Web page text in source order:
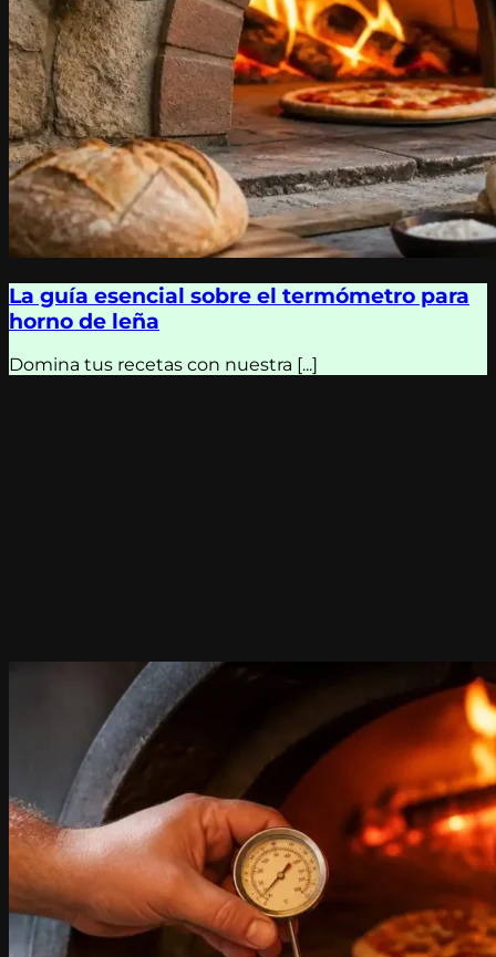
La guía esencial sobre el termómetro para
horno de leña
Domina tus recetas con nuestra [...]